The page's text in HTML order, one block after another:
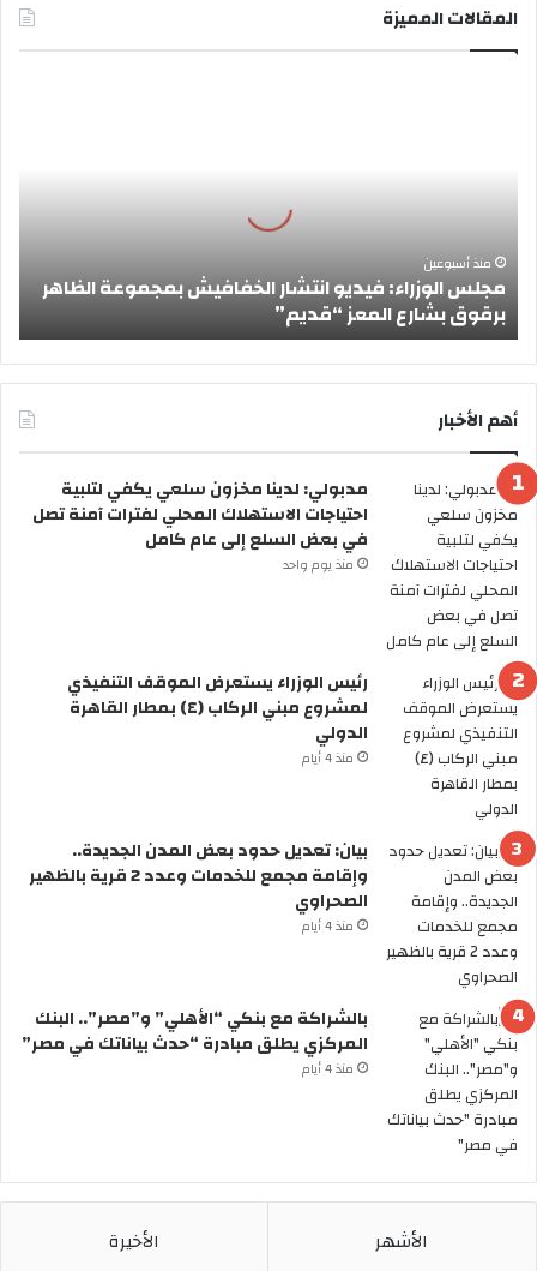
المقالات المميزة
ء
:
ف
ي
ي
و
ا
ن
ت
ش
ا
ر
ا
ل
خ
ف
ا
ف
ي
ش
ب
م
ج
م
و
ع
ة
ا
ل
ظ
ا
ه
ب
منذ أسبوعين
مجلس الوزراء: فيديو انتشار الخفافيش بمجموعة الظاهر
برقوق بشارع المعز “قديم”
أهم الأخبار
مدبولي: لدينا مخزون سلعي يكفي لتلبية
احتياجات الاستهلاك المحلي لفترات آمنة تصل
في بعض السلع إلى عام كامل
منذ يوم واحد
رئيس الوزراء يستعرض الموقف التنفيذي
لمشروع مبني الركاب (٤) بمطار القاهرة
الدولي
منذ 4 أيام
بيان: تعديل حدود بعض المدن الجديدة..
وإقامة مجمع للخدمات وعدد 2 قرية بالظهير
الصحراوي
منذ 4 أيام
بالشراكة مع بنكي “الأهلي” و”مصر”.. البنك
المركزي يطلق مبادرة “حدث بياناتك في مصر”
منذ 4 أيام
الأشهر الأخيرة